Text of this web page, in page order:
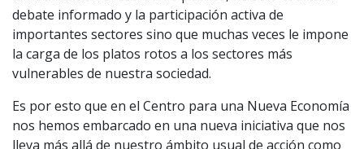
debate informado y la participación activa de
importantes sectores sino que muchas veces le impone
la carga de los platos rotos a los sectores más
vulnerables de nuestra sociedad.
Es por esto que en el Centro para una Nueva Economía
nos hemos embarcado en una nueva iniciativa que nos
lleva más allá de nuestro ámbito usual de acción como